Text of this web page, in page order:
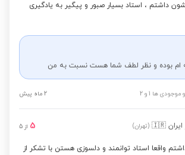
داشتم ، استاد بسیار صبور و پیگیر به یادگیری
ام بوده و نظر لطف شما هست نسبت به من
ها 1 و 2 2 ماه پیش
ایران 🇮🇷 (تهران) 5 از 5
واقعا استاد توانمند و دلسوزی هستن با تشکر از